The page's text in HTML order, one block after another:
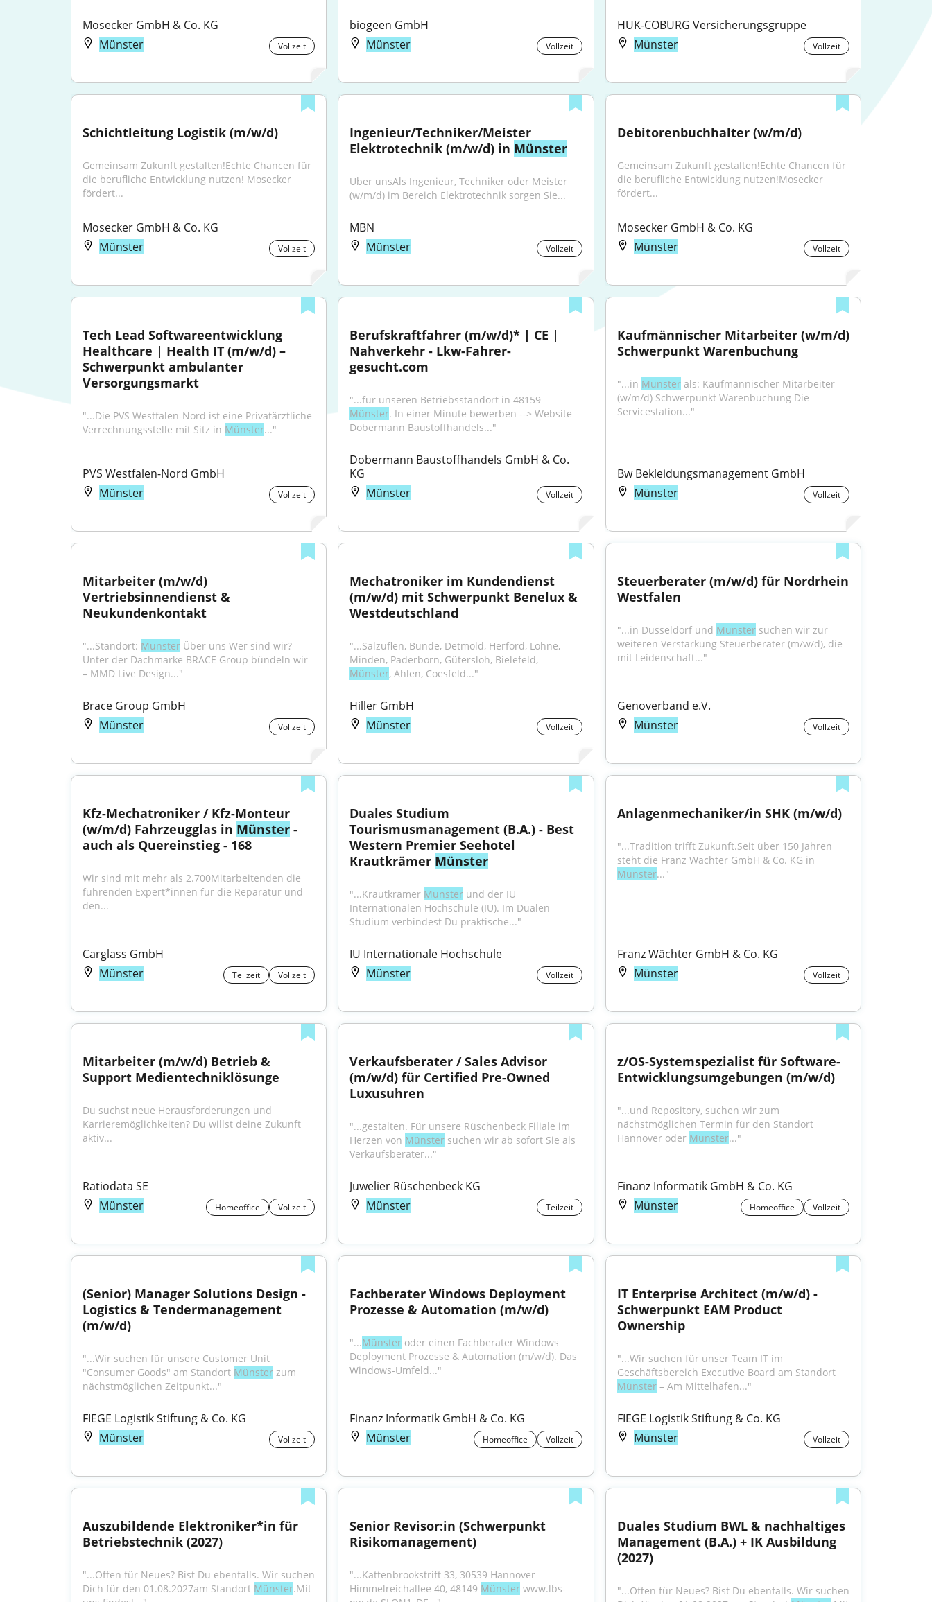
Mosecker GmbH & Co. KG
Münster
Vollzeit
biogeen GmbH
Münster
Vollzeit
HUK-COBURG Versicherungsgruppe
Münster
Vollzeit
Schichtleitung Logistik (m/w/d)
Gemeinsam Zukunft gestalten!Echte Chancen für
die berufliche Entwicklung nutzen! Mosecker
fördert...
Mosecker GmbH & Co. KG
Münster
Vollzeit
Ingenieur/Techniker/Meister
Elektrotechnik (m/w/d) in Münster
Über unsAls Ingenieur, Techniker oder Meister
(w/m/d) im Bereich Elektrotechnik sorgen Sie...
MBN
Münster
Vollzeit
Debitorenbuchhalter (w/m/d)
Gemeinsam Zukunft gestalten!Echte Chancen für
die berufliche Entwicklung nutzen!Mosecker
fördert...
Mosecker GmbH & Co. KG
Münster
Vollzeit
Tech Lead Softwareentwicklung
Healthcare | Health IT (m/w/d) –
Schwerpunkt ambulanter
Versorgungsmarkt
"...Die PVS Westfalen-Nord ist eine Privatärztliche
Verrechnungsstelle mit Sitz in Münster..."
PVS Westfalen-Nord GmbH
Münster
Vollzeit
Berufskraftfahrer (m/w/d)* | CE |
Nahverkehr - Lkw-Fahrer-
gesucht.com
Münster. In einer Minute bewerben --> Website
Dobermann Baustoffhandels..."
Dobermann Baustoffhandels GmbH & Co.
KG
Münster
Vollzeit
Kaufmännischer Mitarbeiter (w/m/d)
Schwerpunkt Warenbuchung
"...in Münster als: Kaufmännischer Mitarbeiter
(w/m/d) Schwerpunkt Warenbuchung Die
Servicestation..."
Bw Bekleidungsmanagement GmbH
Münster
Vollzeit
Mitarbeiter (m/w/d)
Vertriebsinnendienst &
Neukundenkontakt
"...Standort: Münster Über uns Wer sind wir?
Unter der Dachmarke BRACE Group bündeln wir
– MMD Live Design..."
Brace Group GmbH
Münster
Vollzeit
Mechatroniker im Kundendienst
(m/w/d) mit Schwerpunkt Benelux &
Westdeutschland
"...Salzuflen, Bünde, Detmold, Herford, Löhne,
Münster, Ahlen, Coesfeld..."
Hiller GmbH
Münster
Vollzeit
Steuerberater (m/w/d) für Nordrhein
Westfalen
"...in Düsseldorf und Münster suchen wir zur
weiteren Verstärkung Steuerberater (m/w/d), die
mit Leidenschaft..."
Genoverband e.V.
Münster
Vollzeit
Kfz-Mechatroniker / Kfz-Monteur
(w/m/d) Fahrzeugglas in Münster -
auch als Quereinstieg - 168
Wir sind mit mehr als 2.700Mitarbeitenden die
führenden Expert*innen für die Reparatur und
den...
Carglass GmbH
Münster
Teilzeit Vollzeit
Duales Studium
Tourismusmanagement (B.A.) - Best
Western Premier Seehotel
Krautkrämer Münster
"...Krautkrämer Münster und der IU
Internationalen Hochschule (IU). Im Dualen
Studium verbindest Du praktische..."
IU Internationale Hochschule
Münster
Vollzeit
Anlagenmechaniker/in SHK (m/w/d)
"...Tradition trifft Zukunft.Seit über 150 Jahren
Münster..."
Franz Wächter GmbH & Co. KG
Münster
Vollzeit
Mitarbeiter (m/w/d) Betrieb &
Support Medientechniklösunge
Du suchst neue Herausforderungen und
Karrieremöglichkeiten? Du willst deine Zukunft
aktiv...
Ratiodata SE
Münster
Homeoffice Vollzeit
Verkaufsberater / Sales Advisor
(m/w/d) für Certified Pre-Owned
Luxusuhren
"...gestalten. Für unsere Rüschenbeck Filiale im
Herzen von Münster suchen wir ab sofort Sie als
Verkaufsberater..."
Juwelier Rüschenbeck KG
Münster
Teilzeit
z/OS-Systemspezialist für Software-
Entwicklungsumgebungen (m/w/d)
"...und Repository, suchen wir zum
nächstmöglichen Termin für den Standort
Hannover oder Münster..."
Finanz Informatik GmbH & Co. KG
Münster
Homeoffice Vollzeit
(Senior) Manager Solutions Design -
Logistics & Tendermanagement
(m/w/d)
"...Wir suchen für unsere Customer Unit
"Consumer Goods" am Standort Münster zum
nächstmöglichen Zeitpunkt..."
FIEGE Logistik Stiftung & Co. KG
Münster
Vollzeit
Fachberater Windows Deployment
Prozesse & Automation (m/w/d)
"...Münster oder einen Fachberater Windows
Deployment Prozesse & Automation (m/w/d). Das
Windows-Umfeld..."
Finanz Informatik GmbH & Co. KG
Münster
Homeoffice Vollzeit
IT Enterprise Architect (m/w/d) -
Schwerpunkt EAM Product
Ownership
"...Wir suchen für unser Team IT im
Geschäftsbereich Executive Board am Standort
Münster – Am Mittelhafen..."
FIEGE Logistik Stiftung & Co. KG
Münster
Vollzeit
Auszubildende Elektroniker*in für
Betriebstechnik (2027)
"...Offen für Neues? Bist Du ebenfalls. Wir suchen
Dich für den 01.08.2027am Standort Münster.Mit
Senior Revisor:in (Schwerpunkt
Risikomanagement)
"...Kattenbrookstrift 33, 30539 Hannover
Himmelreichallee 40, 48149 Münster www.lbs-
Duales Studium BWL & nachhaltiges
Management (B.A.) + IK Ausbildung
(2027)
"...Offen für Neues? Bist Du ebenfalls. Wir suchen